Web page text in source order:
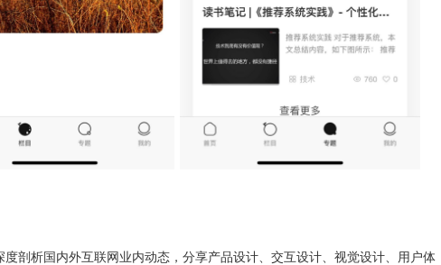
剖析国内外互联网业内动态，分享产品设计、交互设计、视觉设计、用户体